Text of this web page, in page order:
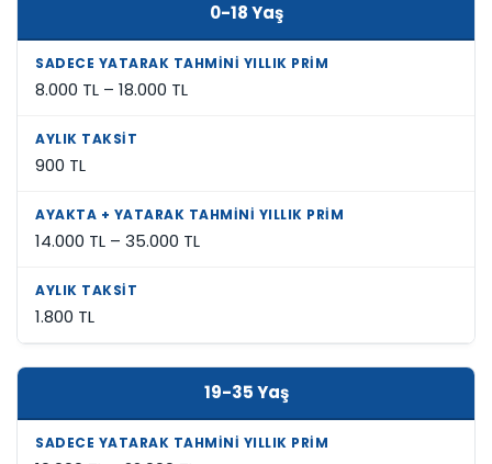
0-18 Yaş
8.000 TL – 18.000 TL
900 TL
14.000 TL – 35.000 TL
1.800 TL
19-35 Yaş